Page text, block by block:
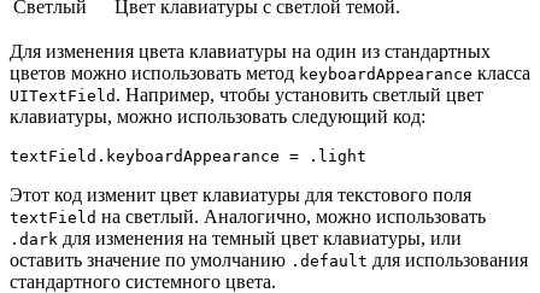
Светлый Цвет клавиатуры с светлой темой.
Для изменения цвета клавиатуры на один из стандартных
цветов можно использовать метод keyboardAppearance класса
UITextField . Например, чтобы установить светлый цвет
клавиатуры, можно использовать следующий код:
textField.keyboardAppearance = .light
Этот код изменит цвет клавиатуры для текстового поля
textField на светлый. Аналогично, можно использовать
.dark для изменения на темный цвет клавиатуры, или
оставить значение по умолчанию .default для использования
стандартного системного цвета.